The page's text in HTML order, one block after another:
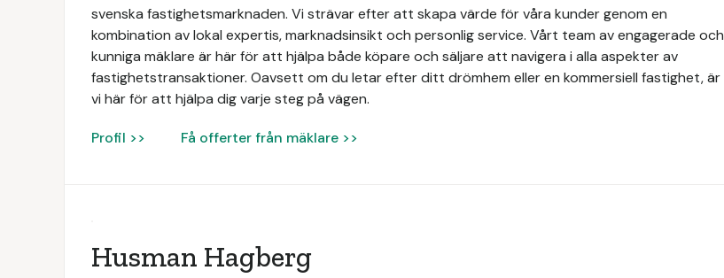
svenska fastighetsmarknaden. Vi strävar efter att skapa värde för våra kunder genom en
kombination av lokal expertis, marknadsinsikt och personlig service. Vårt team av engagerade och
kunniga mäklare är här för att hjälpa både köpare och säljare att navigera i alla aspekter av
fastighetstransaktioner. Oavsett om du letar efter ditt drömhem eller en kommersiell fastighet, är
vi här för att hjälpa dig varje steg på vägen.
Profil >> Få offerter från mäklare >>
Husman Hagberg